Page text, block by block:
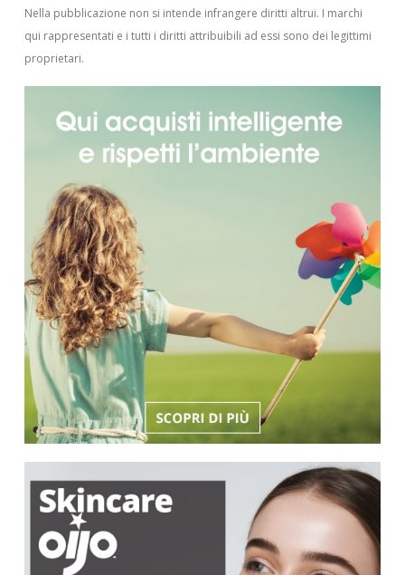
Nella pubblicazione non si intende infrangere diritti altrui. I marchi
qui rappresentati e i tutti i diritti attribuibili ad essi sono dei legittimi
proprietari.